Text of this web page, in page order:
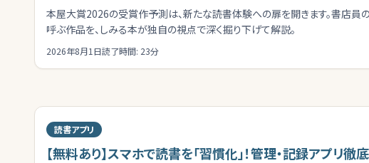
本屋大賞2026の受賞作予測は、新たな読書体験への扉を開きます。書店員
呼ぶ作品を、しみる本が独自の視点で深く掘り下げて解説。
2026年8月1日読了時間: 23分
読書アプリ
【無料あり】スマホで読書を「習慣化」！管理・記録アプリ徹